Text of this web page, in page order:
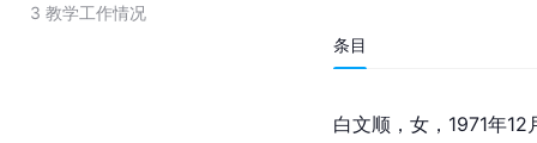
3 教学工作情况
条目
白文顺，女，1971年12